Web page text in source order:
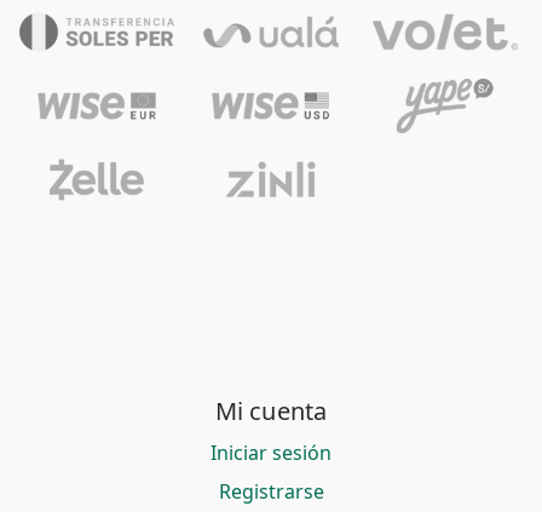
Mi cuenta
Iniciar sesión
Registrarse